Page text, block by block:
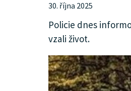
KULTURA
SPOLEČNOST
30. října 2025
Policie dnes
vzali život.